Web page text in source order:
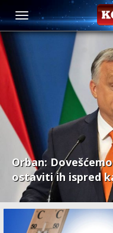
Evropa
Orban:
ostaviti ih ispred